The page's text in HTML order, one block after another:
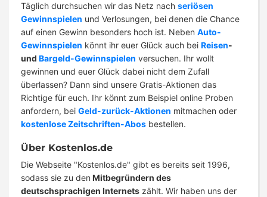
Täglich durchsuchen wir das Netz nach seriösen
Gewinnspielen und Verlosungen, bei denen die Chance
auf einen Gewinn besonders hoch ist. Neben Auto-
Gewinnspielen könnt ihr euer Glück auch bei Reisen-
und Bargeld-Gewinnspielen versuchen. Ihr wollt
gewinnen und euer Glück dabei nicht dem Zufall
überlassen? Dann sind unsere Gratis-Aktionen das
Richtige für euch. Ihr könnt zum Beispiel online Proben
anfordern, bei Geld-zurück-Aktionen mitmachen oder
kostenlose Zeitschriften-Abos bestellen.
Über Kostenlos.de
Die Webseite "Kostenlos.de" gibt es bereits seit 1996,
sodass sie zu den Mitbegründern des
deutschsprachigen Internets zählt. Wir haben uns der